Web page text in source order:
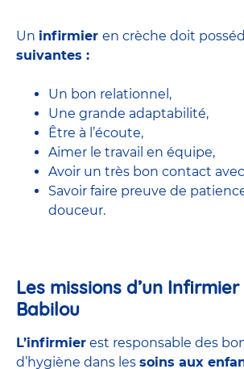
Un infirmier en crèche doit
suivantes :
Un bon relationnel,
Une grande adaptabilité,
Être à l’écoute,
Aimer le travail en équipe,
Avoir un très bon contact
Savoir faire preuve de
douceur.
Les missions d’un Infirmier
Babilou
L’infirmier est responsable des
d’hygiène dans les soins aux